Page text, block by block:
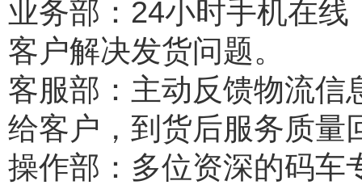
业务部：24小时手机在
客户解决发货问题。
客服部：主动反馈物流信
给客户，到货后服务质量
操作部：多位资深的码车